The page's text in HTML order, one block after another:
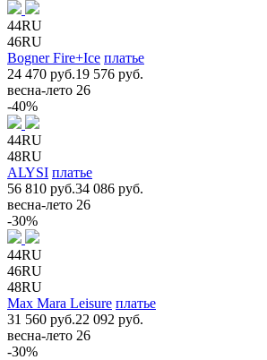
44RU
46RU
Bogner Fire+Ice платье
24 470 руб.19 576 руб.
весна-лето 26
-40%
44RU
48RU
ALYSI платье
56 810 руб.34 086 руб.
весна-лето 26
-30%
44RU
46RU
48RU
Max Mara Leisure платье
31 560 руб.22 092 руб.
весна-лето 26
-30%